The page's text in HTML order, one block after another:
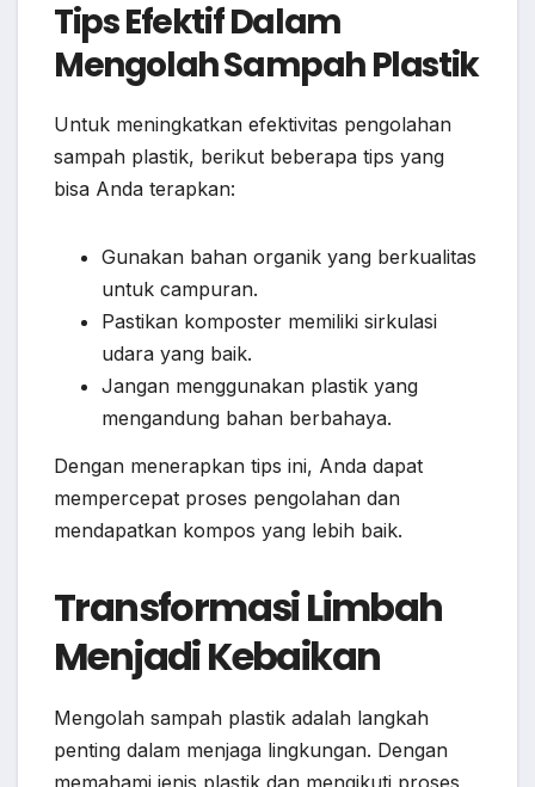
Tips Efektif Dalam
Mengolah Sampah Plastik
Untuk meningkatkan efektivitas pengolahan
sampah plastik, berikut beberapa tips yang
bisa Anda terapkan:
Gunakan bahan organik yang berkualitas
untuk campuran.
Pastikan komposter memiliki sirkulasi
udara yang baik.
Jangan menggunakan plastik yang
mengandung bahan berbahaya.
Dengan menerapkan tips ini, Anda dapat
mempercepat proses pengolahan dan
mendapatkan kompos yang lebih baik.
Transformasi Limbah
Menjadi Kebaikan
Mengolah sampah plastik adalah langkah
penting dalam menjaga lingkungan. Dengan